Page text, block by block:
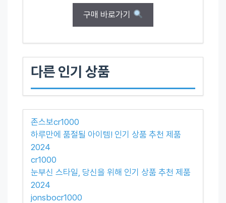
구매 바로가기
다른 인기 상품
존스보cr1000
하루만에 품절될 아이템! 인기 상품 추천 제품
2024
cr1000
눈부신 스타일, 당신을 위해 인기 상품 추천 제품
2024
jonsbocr1000